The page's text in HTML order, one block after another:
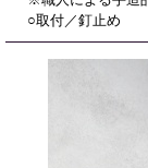
○取付／釘止め